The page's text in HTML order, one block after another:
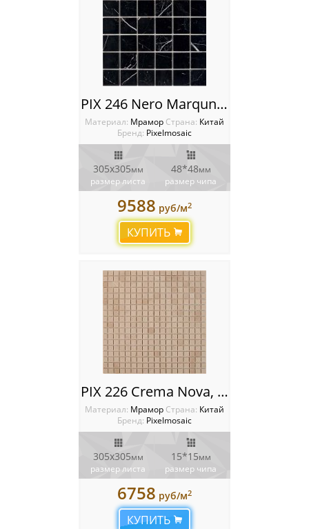
PIX 246 Nero Marquna, чип 48х48 мм, сетка 305х305х6 мм, Полированная
Материал: Мрамор Cтрана: Китай
Бренд: Pixelmosaic
305x305мм
размер листа
48*48мм
размер чипа
9588 руб/м2
КУПИТЬ
PIX 226 Crema Nova, чип 15х15 мм, сетка 305х305х4 мм, Полированная
Материал: Мрамор Cтрана: Китай
Бренд: Pixelmosaic
305x305мм
размер листа
15*15мм
размер чипа
6758 руб/м2
КУПИТЬ